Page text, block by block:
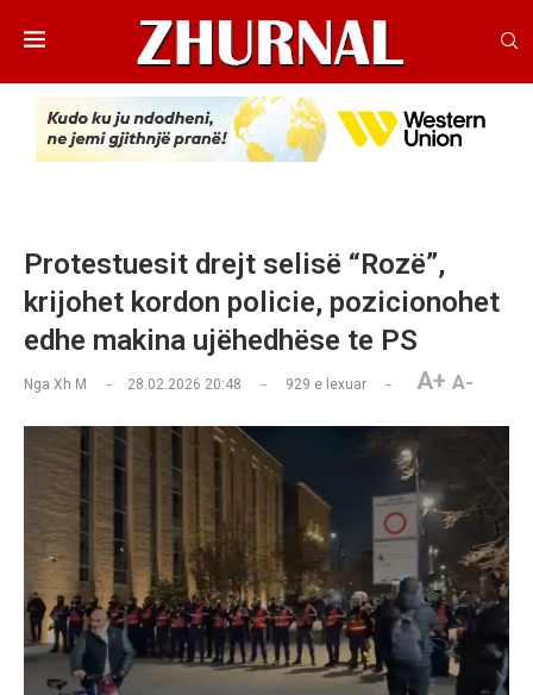
Protestuesit drejt selisë “Rozë”,
krijohet kordon policie, pozicionohet
edhe makina ujëhedhëse te PS
Nga Xh M 28.02.2026 20:48 929 e lexuar A+ A-